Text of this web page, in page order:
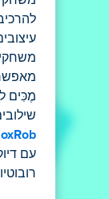
מֶכִּים
עם